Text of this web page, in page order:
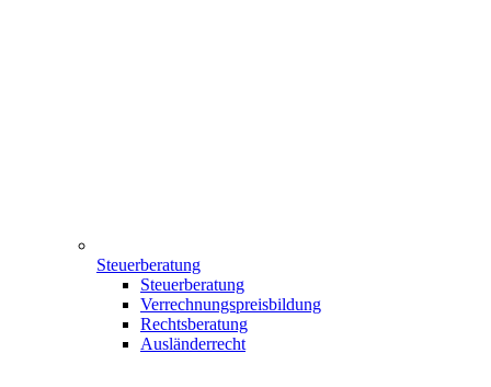
Steuerberatung
Steuerberatung
Verrechnungspreisbildung
Rechtsberatung
Ausländerrecht